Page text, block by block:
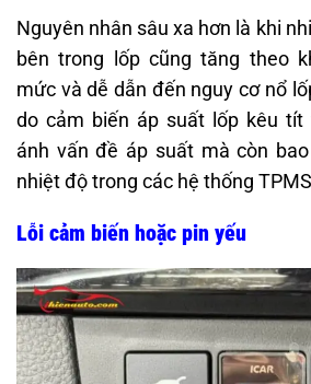
Nguyên nhân sâu xa hơn là khi
bên trong lốp cũng tăng theo
mức và dễ dẫn đến nguy cơ nổ
do cảm biến áp suất lốp kêu tít
ánh vấn đề áp suất mà còn
nhiệt độ trong các hệ thống
Lỗi cảm biến hoặc pin yếu